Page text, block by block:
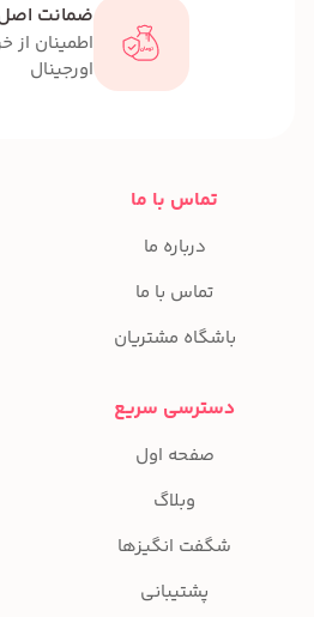
ضمانت اصل
اطمینان از
اورجینال
تماس با ما
درباره ما
تماس با ما
باشگاه مشتریان
دسترسی سریع
صفحه اول
وبلاگ
شگفت انگیزها
پشتیبانی